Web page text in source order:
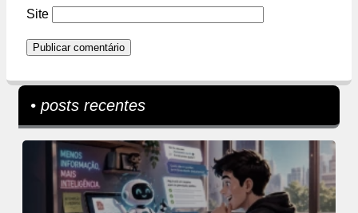
Site
• posts recentes